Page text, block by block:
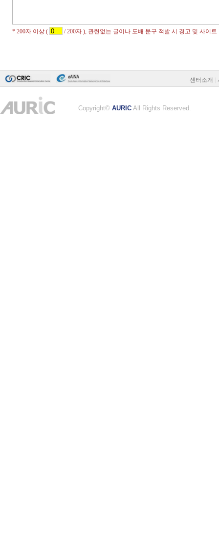
센터소개
Copyright© AURIC All Rights Reserved.